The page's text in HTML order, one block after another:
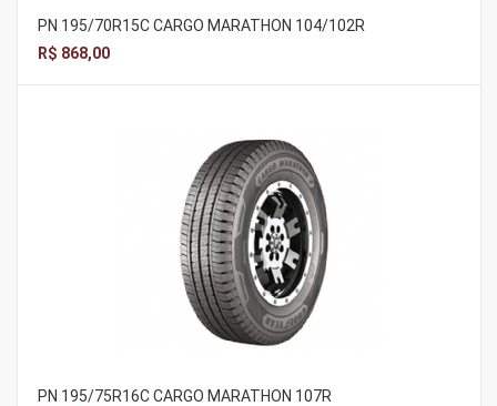
PN 195/70R15C CARGO MARATHON 104/102R
R$ 868,00
PN 195/75R16C CARGO MARATHON 107R